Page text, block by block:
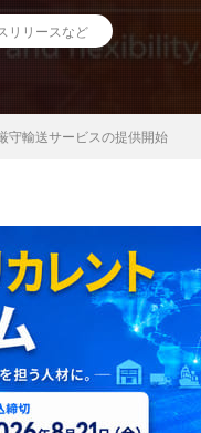
リリースなど
守輸送サービスの提供開始